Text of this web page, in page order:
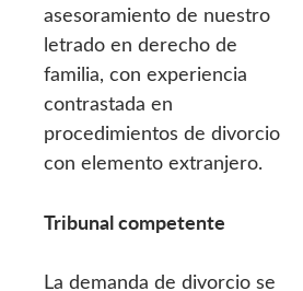
asesoramiento de nuestro
letrado en derecho de
familia, con experiencia
contrastada en
procedimientos de divorcio
con elemento extranjero.
Tribunal competente
La demanda de divorcio se